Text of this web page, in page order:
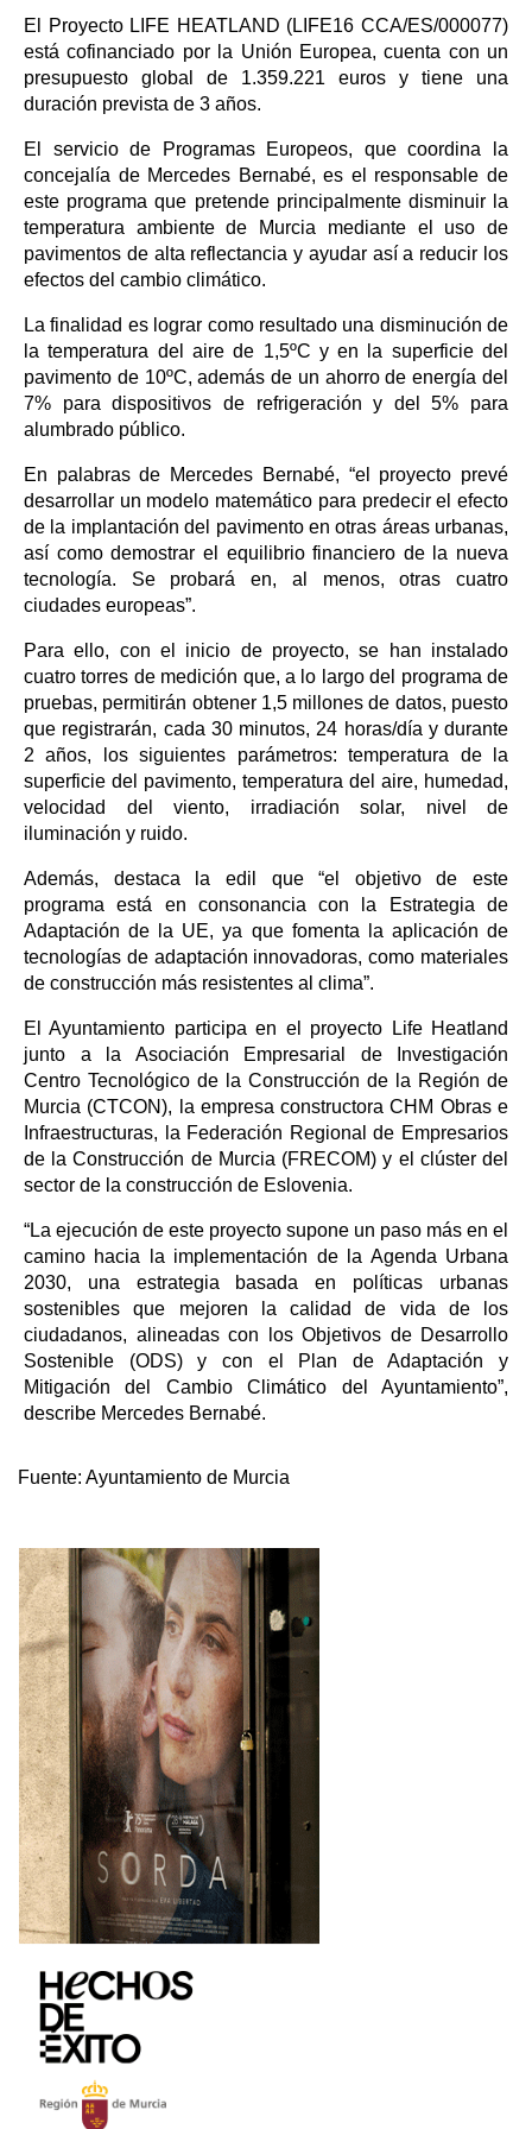
El Proyecto LIFE HEATLAND (LIFE16 CCA/ES/000077)
está cofinanciado por la Unión Europea, cuenta con un
presupuesto global de 1.359.221 euros y tiene una
duración prevista de 3 años.
El servicio de Programas Europeos, que coordina la
concejalía de Mercedes Bernabé, es el responsable de
este programa que pretende principalmente disminuir la
temperatura ambiente de Murcia mediante el uso de
pavimentos de alta reflectancia y ayudar así a reducir los
efectos del cambio climático.
La finalidad es lograr como resultado una disminución de
la temperatura del aire de 1,5ºC y en la superficie del
pavimento de 10ºC, además de un ahorro de energía del
7% para dispositivos de refrigeración y del 5% para
alumbrado público.
En palabras de Mercedes Bernabé, “el proyecto prevé
desarrollar un modelo matemático para predecir el efecto
de la implantación del pavimento en otras áreas urbanas,
así como demostrar el equilibrio financiero de la nueva
tecnología. Se probará en, al menos, otras cuatro
ciudades europeas”.
Para ello, con el inicio de proyecto, se han instalado
cuatro torres de medición que, a lo largo del programa de
pruebas, permitirán obtener 1,5 millones de datos, puesto
que registrarán, cada 30 minutos, 24 horas/día y durante
2 años, los siguientes parámetros: temperatura de la
superficie del pavimento, temperatura del aire, humedad,
velocidad del viento, irradiación solar, nivel de
iluminación y ruido.
Además, destaca la edil que “el objetivo de este
programa está en consonancia con la Estrategia de
Adaptación de la UE, ya que fomenta la aplicación de
tecnologías de adaptación innovadoras, como materiales
de construcción más resistentes al clima”.
El Ayuntamiento participa en el proyecto Life Heatland
junto a la Asociación Empresarial de Investigación
Centro Tecnológico de la Construcción de la Región de
Murcia (CTCON), la empresa constructora CHM Obras e
Infraestructuras, la Federación Regional de Empresarios
de la Construcción de Murcia (FRECOM) y el clúster del
sector de la construcción de Eslovenia.
“La ejecución de este proyecto supone un paso más en el
camino hacia la implementación de la Agenda Urbana
2030, una estrategia basada en políticas urbanas
sostenibles que mejoren la calidad de vida de los
ciudadanos, alineadas con los Objetivos de Desarrollo
Sostenible (ODS) y con el Plan de Adaptación y
Mitigación del Cambio Climático del Ayuntamiento”,
describe Mercedes Bernabé.
Fuente: Ayuntamiento de Murcia